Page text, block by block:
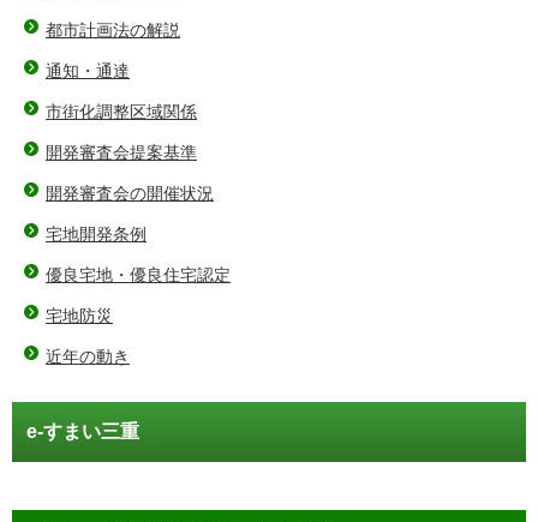
都市計画法の解説
通知・通達
市街化調整区域関係
開発審査会提案基準
開発審査会の開催状況
宅地開発条例
優良宅地・優良住宅認定
宅地防災
近年の動き
e-すまい三重